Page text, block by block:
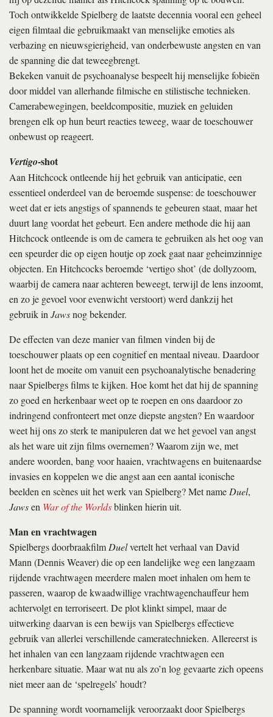
Toch ontwikkelde Spielberg de laatste decennia vooral een geheel
eigen filmtaal die gebruikmaakt van menselijke emoties als
verbazing en nieuwsgierigheid, van onderbewuste angsten en van
de spanning die dat teweegbrengt.
Bekeken vanuit de psychoanalyse bespeelt hij menselijke fobieën
door middel van allerhande filmische en stilistische technieken.
Camerabewegingen, beeldcompositie, muziek en geluiden
brengen elk op hun beurt reacties teweeg, waar de toeschouwer
onbewust op reageert.
Vertigo-shot
Aan Hitchcock ontleende hij het gebruik van anticipatie, een
essentieel onderdeel van de beroemde suspense: de toeschouwer
weet dat er iets angstigs of spannends te gebeuren staat, maar het
duurt lang voordat het gebeurt. Een andere methode die hij aan
Hitchcock ontleende is om de camera te gebruiken als het oog van
een speurder die op eigen houtje op zoek gaat naar geheimzinnige
objecten. En Hitchcocks beroemde ‘vertigo shot’ (de dollyzoom,
waarbij de camera naar achteren beweegt, terwijl de lens inzoomt,
en zo je gevoel voor evenwicht verstoort) werd dankzij het
gebruik inJawsnog bekender.
De effecten van deze manier van filmen vinden bij de
toeschouwer plaats op een cognitief en mentaal niveau. Daardoor
loont het de moeite om vanuit een psychoanalytische benadering
naar Spielbergs films te kijken. Hoe komt het dat hij de spanning
zo goed en herkenbaar weet op te roepen en ons daardoor zo
indringend confronteert met onze diepste angsten? En waardoor
weet hij ons zo sterk te manipuleren dat we het gevoel van angst
als het ware uit zijn films overnemen? Waarom zijn we, met
andere woorden, bang voor haaien, vrachtwagens en buitenaardse
invasies en koppelen we die angst aan een aantal iconische
beelden en scènes uit het werk van Spielberg? Met nameDuel,
Jawsen War of the Worldsblinken hierin uit.
Man en vrachtwagen
Spielbergs doorbraakfilmDuelvertelt het verhaal van David
Mann (Dennis Weaver) die op een landelijke weg een langzaam
rijdende vrachtwagen meerdere malen moet inhalen om hem te
passeren, waarop de kwaadwillige vrachtwagenchauffeur hem
achtervolgt en terroriseert. De plot klinkt simpel, maar de
uitwerking daarvan is een bewijs van Spielbergs effectieve
gebruik van allerlei verschillende cameratechnieken. Allereerst is
het inhalen van een langzaam rijdende vrachtwagen een
herkenbare situatie. Maar wat nu als zo’n log gevaarte zich opeens
niet meer aan de ‘spelregels’ houdt?
De spanning wordt voornamelijk veroorzaakt door Spielbergs